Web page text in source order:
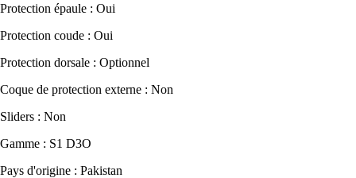
Protection épaule : Oui
Protection coude : Oui
Protection dorsale : Optionnel
Coque de protection externe : Non
Sliders : Non
Gamme : S1 D3O
Pays d'origine : Pakistan